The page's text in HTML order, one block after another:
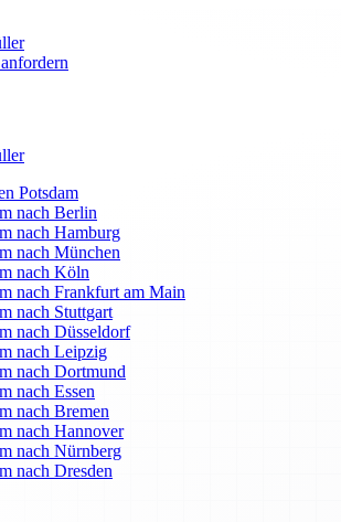
Potsdam
nach Berlin
nach Hamburg
nach München
nach Köln
nach Frankfurt am Main
nach Stuttgart
nach Düsseldorf
nach Leipzig
nach Dortmund
nach Essen
nach Bremen
nach Hannover
nach Nürnberg
nach Dresden